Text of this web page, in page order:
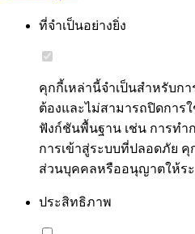
ที่จำเป็นอย่างยิ่ง
คุกกี้เหล่านี้จำเป็นสำหรับก
ต้องและไม่สามารถปิดการ
ฟังก์ชันพื้นฐาน เช่น การทำ
การเข้าสู่ระบบที่ปลอดภัย คุ
ส่วนบุคคลหรืออนุญาตให้ร
ประสิทธิภาพ